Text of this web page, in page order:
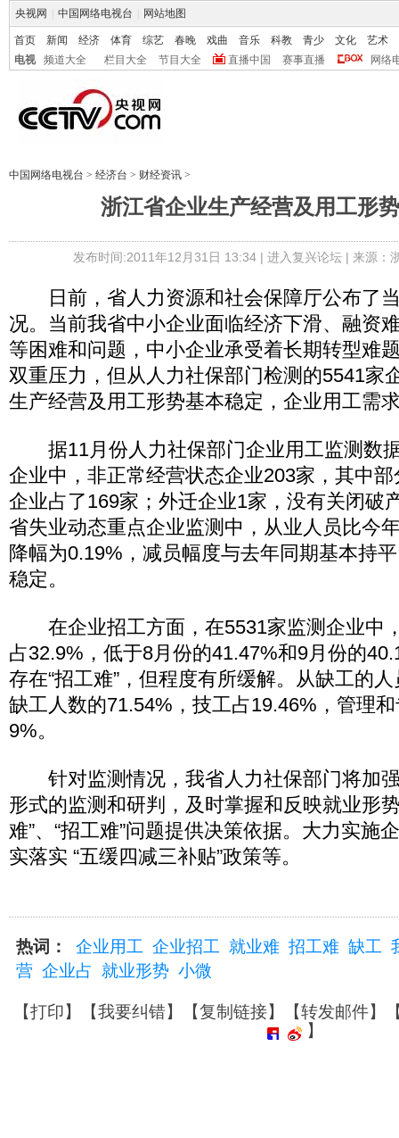
央视网 中国网络电视台 网站地图
首页 新闻 经济 体育 综艺 春晚 戏曲 音乐 科教 青少 文化
艺术
电视
频道大全 栏目大全 节目大全 直播中国 赛事直播 网络
中国网络电视台 > 经济台 > 财经资讯 >
浙江省企业生产经营及用工形
发布时间:2011年12月31日 13:34 | 进入复兴论坛| 来源：
日前，省人力资源和社会保障厅公布了
况。当前我省中小企业面临经济下滑、融资
等困难和问题，中小企业承受着长期转型难
双重压力，但从人力社保部门检测的5541家
生产经营及用工形势基本稳定，企业用工需
据11月份人力社保部门企业用工监测数
企业中，非正常经营状态企业203家，其中
企业占了169家；外迁企业1家，没有关闭破
省失业动态重点企业监测中，从业人员比今
降幅为0.19%，减员幅度与去年同期基本持
稳定。
在企业招工方面，在5531家监测企业中
占32.9%，低于8月份的41.47%和9月份的
存在“招工难”，但程度有所缓解。从缺工的
缺工人数的71.54%，技工占19.46%，管理
9%。
针对监测情况，我省人力社保部门将加
形式的监测和研判，及时掌握和反映就业形
难”、“招工难”问题提供决策依据。大力实施
实落实 “五缓四减三补贴”政策等。
热词： 企业用工 企业招工 就业难 招工难 缺工
营 企业占 就业形势 小微
【打印】【我要纠错】【复制链接】【转发邮件】
】